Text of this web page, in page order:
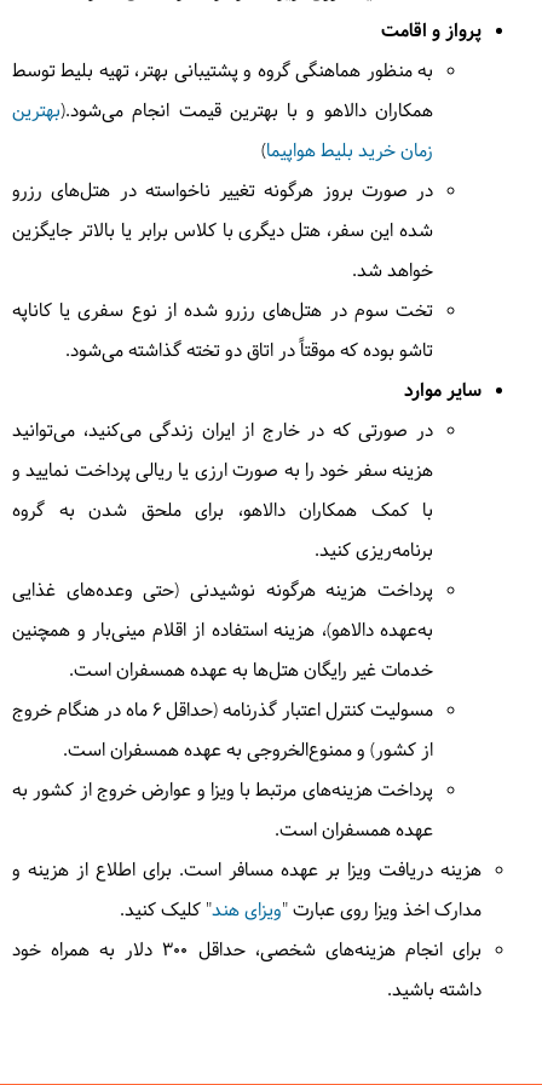
دوشنبه August 25, 2025 1404/06/03
امروز از کمپ شکواس به سمت دریاچه تارسار خواهیم
رفت تا منظره زیبای این دریاچه ما را شگفت زده نماید،
بین مسیر از گردنه تارسار عبور خواهیم کرد و پس از دیدن
منظره دریاچه زیبای تارسار به محل کمپ در کنار دریاچه
ساعت طی خواهیم کرد و از ارتفاع 3400 متری به 4000
متری گذر خواهیم کرد. غروب خستگی راه را با گشت در
طبیعت اطراف کمپ در خواهیم کرد.
= کمپ دریاچه
ساندارسار
حدود 6 ساعت کوهپیمایی در شیب زیاد
سه‌شنبه 1404/06/04
امروز به دیدن دریاچه دیگر منطقه میرویم، برای دیدن
دریاچه مارسار تا لذت این ترکینگ ناب تکمیل شود، پس از
دیدن دریاچه مارسار کم کم ارتفاع کم کرده و به سمت
منطقه سونماستی میرویم. امروز حدود 6 کیلومتر را طی 6
ساعت و با کاهش ارتفاع از 3800 متر تا 3300 متری را
تجربه خواهیم کرد.
= کمپ سونماستی
حدود 6 ساعت کوهپیمایی در شیب زیاد
7 چهارشنبه August 27, 2025 | 1404/06/05
پرواز و اقامت
به منظور هماهنگی گروه و پشتیبانی بهتر، تهیه بلیط توسط
همکاران دالاهو و با بهترین قیمت انجام می‌شود.(بهترین
زمان خرید بلیط هواپیما)
در صورت بروز هرگونه تغییر ناخواسته در هتل‌های رزرو
شده این سفر، هتل دیگری با کلاس برابر یا بالاتر جایگزین
خواهد شد.
تخت سوم در هتل‌های رزرو شده از نوع سفری یا کاناپه
تاشو بوده که موقتاً در اتاق دو تخته گذاشته می‌شود.
سایر موارد
در صورتی که در خارج از ایران زندگی می‌کنید، می‌توانید
هزینه سفر خود را به صورت ارزی یا ریالی پرداخت نمایید و
با کمک همکاران دالاهو، برای ملحق شدن به گروه
برنامه‌ریزی کنید.
پرداخت هزینه هرگونه نوشیدنی (حتی وعده‌های غذایی
به‌عهده دالاهو)، هزینه استفاده از اقلام مینی‌بار و همچنین
خدمات غیر رایگان هتل‌ها به عهده همسفران است.
مسولیت کنترل اعتبار گذرنامه (حداقل ۶ ماه در هنگام خروج
از کشور) و ممنوع‌الخروجی به عهده همسفران است.
پرداخت هزینه‌های مرتبط با ویزا و عوارض خروج از کشور به
عهده همسفران است.
هزینه دریافت ویزا بر عهده مسافر است. برای اطلاع از هزینه و
مدارک اخذ ویزا روی عبارت "ویزای هند" کلیک کنید.
برای انجام هزینه‌های شخصی، حداقل 300 دلار به همراه خود
داشته باشید.